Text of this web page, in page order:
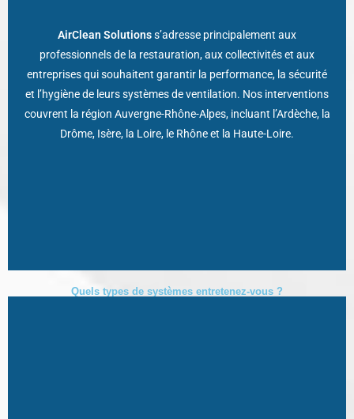
AirClean Solutionss’adresse principalement aux
professionnels de la restauration, aux collectivités et aux
entreprises qui souhaitent garantir la performance, la sécurité
et l’hygiène de leurs systèmes de ventilation. Nos interventions
couvrent la région Auvergne-Rhône-Alpes, incluant l’Ardèche, la
Drôme, Isère, la Loire, le Rhône et la Haute-Loire.
industriel ou copropriétaire, notre expertise s’adapte à toutes
les configurations : cuisine professionnelle, bureaux, locaux
collectifs, ateliers ou bâtiments publics.
C’est la garantie d’un service pro, personnalisé et conforme à
toutes les obligations réglementaires.
Quels types de systèmes entretenez-vous ?